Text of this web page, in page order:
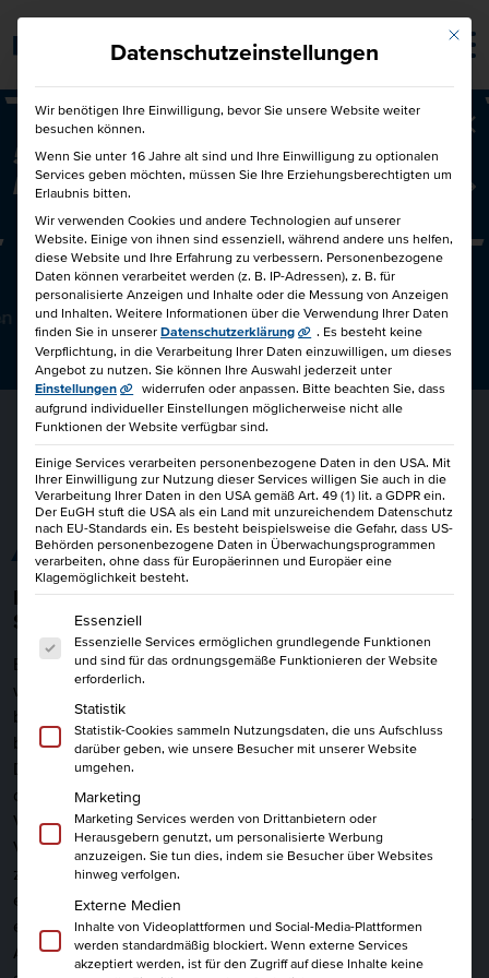
Barrierefrei
50€ für Dich und 50€ für einen
Freund!
Freunde werben Freunde
VERHANDLUNGSTRAINING FÜR EINKÄUFER
ALLES AUF EINEN BLICK
Effektives Einkaufsmanagement: Der
Schlüssel zum Unternehmenserfolg
Ein erfolgreicher Einkauf ist der Grundstein für
wirtschaftlichen Gewinn. Jeder eingesparte Euro im Einkauf
bedeutet einen höheren Gewinn im Verkauf. Als Einkäufer
bist Du daher von entscheidender Bedeutung für den Erfolg
Deines Unternehmens. Deine täglichen Verhandlungen sind
das Herzstück dieses Erfolgs. In unserem
Verhandlungstraining lernst Du die Tricks und Techniken der
Verkäufer kennen, die zu Preissteigerungen führen. Wir
zeigen Dir, wie Du diese Verkäufertricks erkennst und
effektiv konterst. Hier spielt die Kunst des Argumentierens
eine entscheidende Rolle. Wir zeigen Dir, wie Du Deine
Argumente überzeugend und wirkungsvoll präsentierst. So
Mit
Datenschutzeinstellungen
Wir benötigen Ihre Einwilligung, bevor Sie unsere Website weiter
besuchen können.
Wenn Sie unter 16 Jahre alt sind und Ihre Einwilligung zu optionalen
Services geben möchten, müssen Sie Ihre Erziehungsberechtigten um
Erlaubnis bitten.
Wir verwenden Cookies und andere Technologien auf unserer
Website. Einige von ihnen sind essenziell, während andere uns helfen,
diese Website und Ihre Erfahrung zu verbessern. Personenbezogene
Daten können verarbeitet werden (z. B. IP-Adressen), z. B. für
personalisierte Anzeigen und Inhalte oder die Messung von Anzeigen
und Inhalten. Weitere Informationen über die Verwendung Ihrer Daten
finden Sie in unserer Datenschutzerklärung . Es besteht keine
Verpflichtung, in die Verarbeitung Ihrer Daten einzuwilligen, um dieses
Angebot zu nutzen. Sie können Ihre Auswahl jederzeit unter
Einstellungen
widerrufen oder anpassen. Bitte beachten Sie, dass
aufgrund individueller Einstellungen möglicherweise nicht alle
Funktionen der Website verfügbar sind.
Einige Services verarbeiten personenbezogene Daten in den USA. Mit
Ihrer Einwilligung zur Nutzung dieser Services willigen Sie auch in die
Verarbeitung Ihrer Daten in den USA gemäß Art. 49 (1) lit. a GDPR ein.
Der EuGH stuft die USA als ein Land mit unzureichendem Datenschutz
nach EU-Standards ein. Es besteht beispielsweise die Gefahr, dass US-
Behörden personenbezogene Daten in Überwachungsprogrammen
verarbeiten, ohne dass für Europäerinnen und Europäer eine
Klagemöglichkeit besteht.
Es folgt eine Liste der Service-Gruppen, für die eine
Essenziell
Essenzielle Services ermöglichen grundlegende Funktionen
und sind für das ordnungsgemäße Funktionieren der Website
erforderlich.
Statistik
Statistik-Cookies sammeln Nutzungsdaten, die uns Aufschluss
darüber geben, wie unsere Besucher mit unserer Website
umgehen.
Marketing
Marketing Services werden von Drittanbietern oder
Herausgebern genutzt, um personalisierte Werbung
anzuzeigen. Sie tun dies, indem sie Besucher über Websites
hinweg verfolgen.
Externe Medien
Inhalte von Videoplattformen und Social-Media-Plattformen
werden standardmäßig blockiert. Wenn externe Services
akzeptiert werden, ist für den Zugriff auf diese Inhalte keine